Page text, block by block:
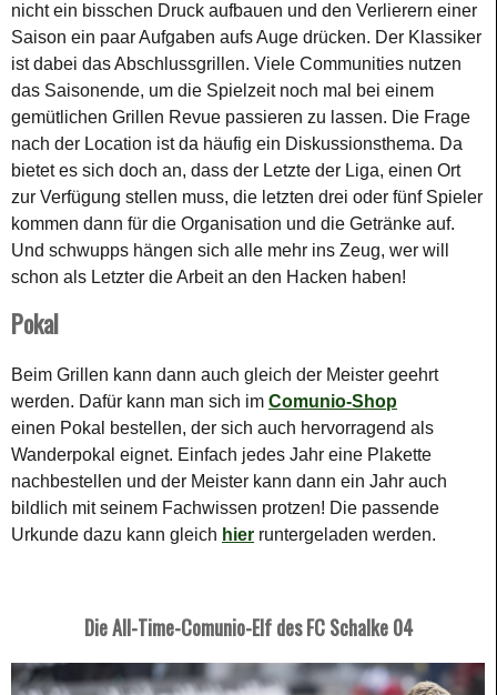
nicht ein bisschen Druck aufbauen und den Verlierern einer
Saison ein paar Aufgaben aufs Auge drücken. Der Klassiker
ist dabei das Abschlussgrillen. Viele Communities nutzen
das Saisonende, um die Spielzeit noch mal bei einem
gemütlichen Grillen Revue passieren zu lassen. Die Frage
nach der Location ist da häufig ein Diskussionsthema. Da
bietet es sich doch an, dass der Letzte der Liga, einen Ort
zur Verfügung stellen muss, die letzten drei oder fünf Spieler
kommen dann für die Organisation und die Getränke auf.
Und schwupps hängen sich alle mehr ins Zeug, wer will
schon als Letzter die Arbeit an den Hacken haben!
Pokal
Beim Grillen kann dann auch gleich der Meister geehrt
werden. Dafür kann man sich im Comunio-Shop
einen Pokal bestellen, der sich auch hervorragend als
Wanderpokal eignet. Einfach jedes Jahr eine Plakette
nachbestellen und der Meister kann dann ein Jahr auch
bildlich mit seinem Fachwissen protzen! Die passende
Urkunde dazu kann gleich hier runtergeladen werden.
Die All-Time-Comunio-Elf des FC Schalke 04